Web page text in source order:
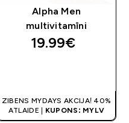
Alpha Men
multivitamīni
19.99€‎
ZIBENS MYDAYS AKCIJA! 40%
ATLAIDE | KUPONS: MYLV